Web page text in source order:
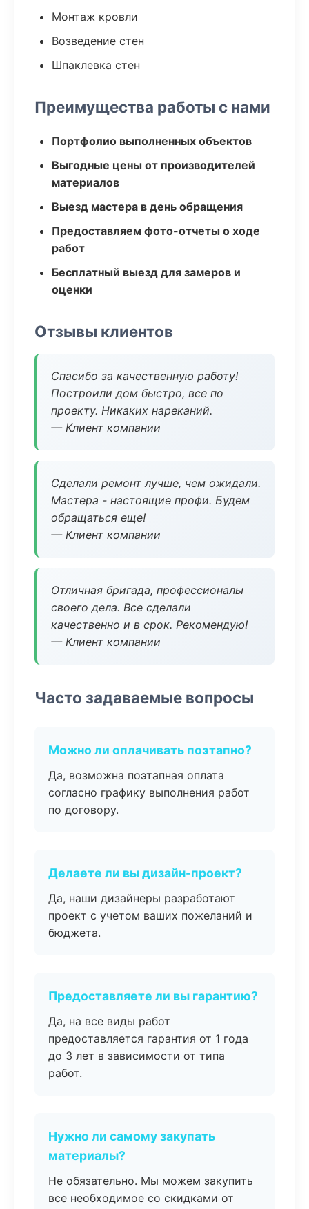
Монтаж кровли
Возведение стен
Шпаклевка стен
Преимущества работы с нами
Портфолио выполненных объектов
Выгодные цены от производителей
материалов
Выезд мастера в день обращения
Предоставляем фото-отчеты о ходе
работ
Бесплатный выезд для замеров и
оценки
Отзывы клиентов
Спасибо за качественную работу!
Построили дом быстро, все по
проекту. Никаких нареканий.
— Клиент компании
Сделали ремонт лучше, чем ожидали.
Мастера - настоящие профи. Будем
обращаться еще!
— Клиент компании
Отличная бригада, профессионалы
своего дела. Все сделали
качественно и в срок. Рекомендую!
— Клиент компании
Часто задаваемые вопросы
Можно ли оплачивать поэтапно?
Да, возможна поэтапная оплата
согласно графику выполнения работ
по договору.
Делаете ли вы дизайн-проект?
Да, наши дизайнеры разработают
проект с учетом ваших пожеланий и
бюджета.
Предоставляете ли вы гарантию?
Да, на все виды работ
предоставляется гарантия от 1 года
до 3 лет в зависимости от типа
работ.
Нужно ли самому закупать
материалы?
Не обязательно. Мы можем закупить
все необходимое со скидками от